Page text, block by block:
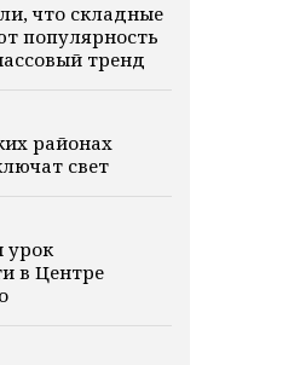
что складные
популярность
тренд
районах
свет
урок
в Центре